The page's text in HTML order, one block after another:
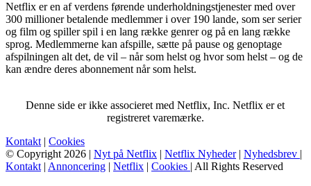
Netflix er en af verdens førende underholdningstjenester med over
300 millioner betalende medlemmer i over 190 lande, som ser serier
og film og spiller spil i en lang række genrer og på en lang række
sprog. Medlemmerne kan afspille, sætte på pause og genoptage
afspilningen alt det, de vil – når som helst og hvor som helst – og de
kan ændre deres abonnement når som helst.
Denne side er ikke associeret med Netflix, Inc. Netflix er et
registreret varemærke.
Kontakt | Cookies
© Copyright 2026 | Nyt på Netflix | Netflix Nyheder| Nyhedsbrev |
Kontakt | Annoncering | Netflix | Cookies | All Rights Reserved